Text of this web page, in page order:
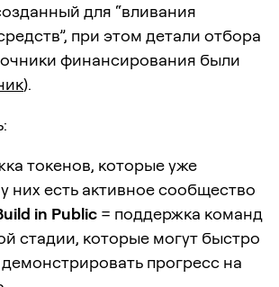
для “вливания
при этом детали отбора
финансирования были
).
токенов, которые уже
них есть активное сообщество
in Public = поддержка команд
стадии, которые могут быстро
демонстрировать прогресс на